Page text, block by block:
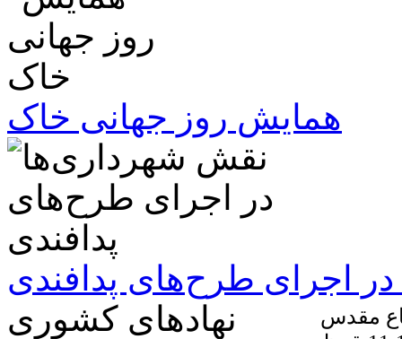
همایش روز جهانی خاک
اجرای طرح‌های پدافندی
مقدس نهادهای کشوری